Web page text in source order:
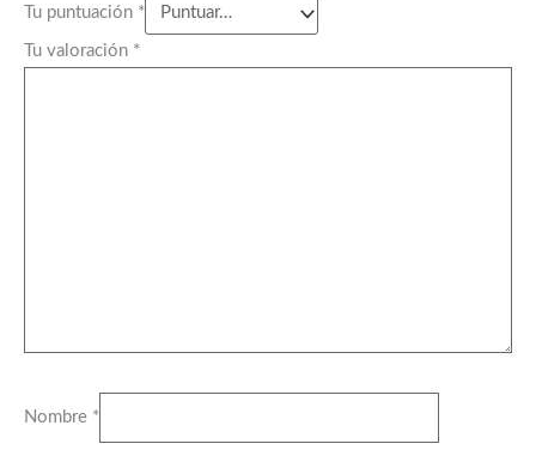
Tu puntuación *
Tu valoración *
Nombre *